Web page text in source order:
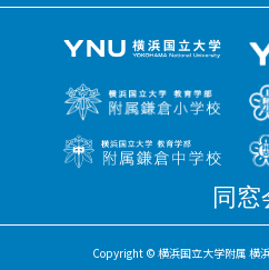
同窓
Copyright © 横浜国立大学附属 横